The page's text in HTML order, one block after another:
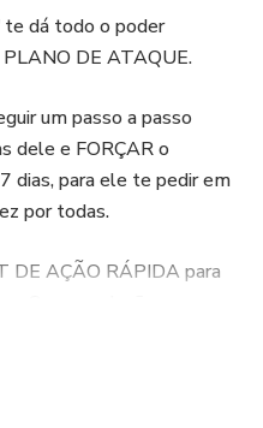
te dá todo o poder
DE ATAQUE.
um passo a passo
dele e FORÇAR o
dias, para ele te pedir em
por todas.
DE AÇÃO RÁPIDA para
ele te assumir e te